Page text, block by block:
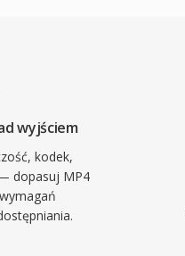
wyjściem
kodek,
dopasuj MP4